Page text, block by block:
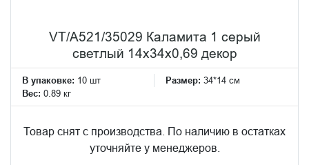
VT/A521/35029 Каламита 1 серый
светлый 14x34x0,69 декор
В упаковке: 10 шт Размер: 34*14 см
Вес: 0.89 кг
Товар снят с производства. По наличию в остатках
уточняйте у менеджеров.